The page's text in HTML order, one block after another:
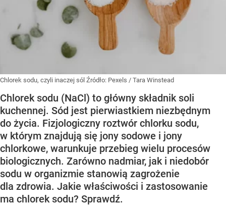
Chlorek sodu, czyli inaczej sól Źródło: Pexels / Tara Winstead
Chlorek sodu (NaCl) to główny składnik soli
kuchennej. Sód jest pierwiastkiem niezbędnym
do życia. Fizjologiczny roztwór chlorku sodu,
w którym znajdują się jony sodowe i jony
chlorkowe, warunkuje przebieg wielu procesów
biologicznych. Zarówno nadmiar, jak i niedobór
sodu w organizmie stanowią zagrożenie
dla zdrowia. Jakie właściwości i zastosowanie
ma chlorek sodu? Sprawdź.